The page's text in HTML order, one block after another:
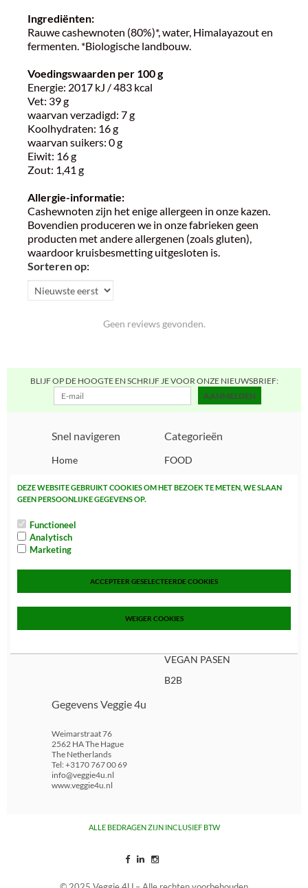
Ingrediënten:
Rauwe cashewnoten (80%)*, water, Himalayazout en
fermenten. *Biologische landbouw.
Voedingswaarden per 100 g
Energie: 2017 kJ / 483 kcal
Vet: 39 g
waarvan verzadigd: 7 g
Koolhydraten: 16 g
waarvan suikers: 0 g
Eiwit: 16 g
Zout: 1,41 g
Allergie-informatie:
Cashewnoten zijn het enige allergeen in onze kazen.
Bovendien produceren we in onze fabrieken geen
producten met andere allergenen (zoals gluten),
waardoor kruisbesmetting uitgesloten is.
Sorteren op:
Geen reviews gevonden.
BLIJF OP DE HOOGTE EN SCHRIJF JE VOOR ONZE NIEUWSBRIEF:
AANMELDEN
Snel navigeren
Home
Spaarsysteem
Bezorginformatie
Hoe bestel ik?
Algemene voorwaard
Categorieën
FOOD
& CHIPS
NON FOOD
NIEUW!
VEGAN PASEN
B2B
Gegevens Veggie 4u
Weimarstraat 76
2562 HA The Hague
The Netherlands
Tel: +3170 767 00 69
info@veggie4u.nl
www.veggie4u.nl
ALLE BEDRAGEN ZIJN INCLUSIEF BTW
DEZE WEBSITE GEBRUIKT COOKIES OM HET BEZOEK TE METEN, WE SLAAN
GEEN PERSOONLIJKE GEGEVENS OP.
Functioneel
Analytisch
Marketing
ACCEPTEER GESELECTEERDE COOKIES
WEIGER COOKIES